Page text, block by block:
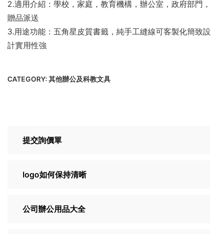
2.適用介紹：學校，家庭，教育機構，辦公室，政府部門，
贈品派送
3.用途功能：五角星皮質書籤，純手工縫線可客製化簡致設
計實用性強
CATEGORY: 其他辦公及科教文具
提交詢價單
logo如何保持清晰
公司辦公用品大全